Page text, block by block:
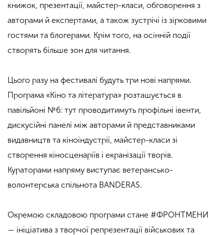
книжок, презентації, майстер-класи, обговорення з
авторами й експертами, а також зустрічі із зірковими
гостями та блогерами. Крім того, на осінній події
створять більше зон для читання.
Цього разу на фестивалі будуть три нові напрями.
Програма «Кіно та література» розташується в
павільйоні №6: тут проводитимуть профільні івенти,
дискусійні панелі між авторами й представниками
видавництв та кіноіндустрії, майстер-класи зі
створення кіносценаріїв і екранізації творів.
Кураторами напряму виступає ветерансько-
волонтерська спільнота BANDERAS.
Окремою складовою програми стане #ФРОНТМЕНИ
— ініціатива з творчої репрезентації військових та